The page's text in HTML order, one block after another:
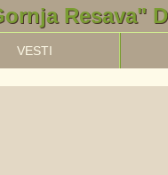
Resava"
VESTI